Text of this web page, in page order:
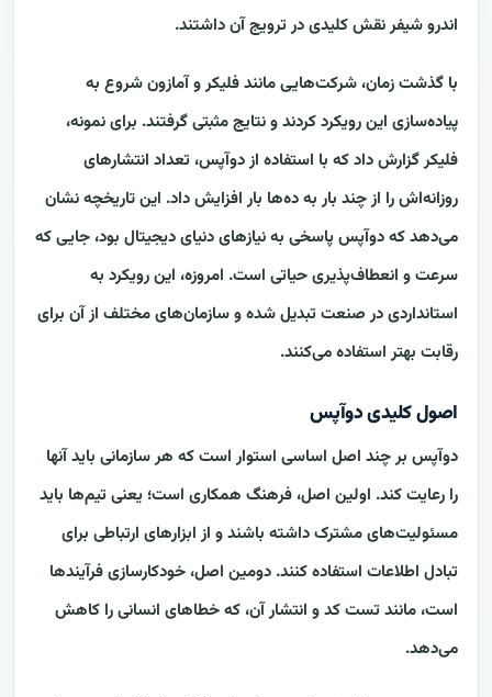
اندرو شیفر نقش کلیدی در ترویج آن داشتند.
با گذشت زمان، شرکت‌هایی مانند فلیکر و آمازون شروع به
پیاده‌سازی این رویکرد کردند و نتایج مثبتی گرفتند. برای نمونه،
فلیکر گزارش داد که با استفاده از دوآپس، تعداد انتشارهای
روزانه‌اش را از چند بار به ده‌ها بار افزایش داد. این تاریخچه نشان
می‌دهد که دوآپس پاسخی به نیازهای دنیای دیجیتال بود، جایی که
سرعت و انعطاف‌پذیری حیاتی است. امروزه، این رویکرد به
استانداردی در صنعت تبدیل شده و سازمان‌های مختلف از آن برای
رقابت بهتر استفاده می‌کنند.
اصول کلیدی دوآپس
دوآپس بر چند اصل اساسی استوار است که هر سازمانی باید آنها
را رعایت کند. اولین اصل، فرهنگ همکاری است؛ یعنی تیم‌ها باید
مسئولیت‌های مشترک داشته باشند و از ابزارهای ارتباطی برای
تبادل اطلاعات استفاده کنند. دومین اصل، خودکارسازی فرآیندها
است، مانند تست کد و انتشار آن، که خطاهای انسانی را کاهش
می‌دهد.